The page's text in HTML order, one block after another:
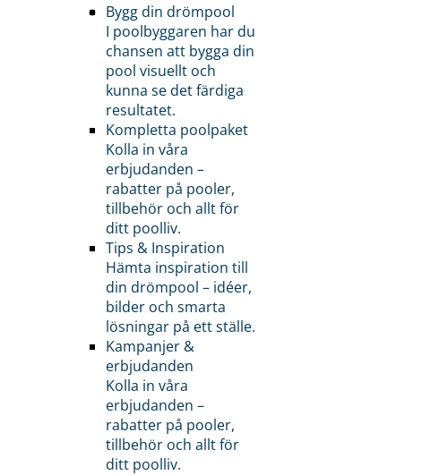
Bygg din drömpool
I poolbyggaren har du
chansen att bygga din
pool visuellt och
kunna se det färdiga
resultatet.
Kompletta poolpaket
Kolla in våra
erbjudanden –
rabatter på pooler,
tillbehör och allt för
ditt poolliv.
Tips & Inspiration
Hämta inspiration till
din drömpool – idéer,
bilder och smarta
lösningar på ett ställe.
Kampanjer &
erbjudanden
Kolla in våra
erbjudanden –
rabatter på pooler,
tillbehör och allt för
ditt poolliv.